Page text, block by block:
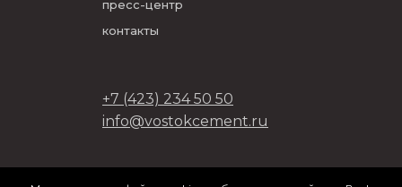
пресс-центр
контакты
+7 (423) 234 50 50
info@vostokcement.ru